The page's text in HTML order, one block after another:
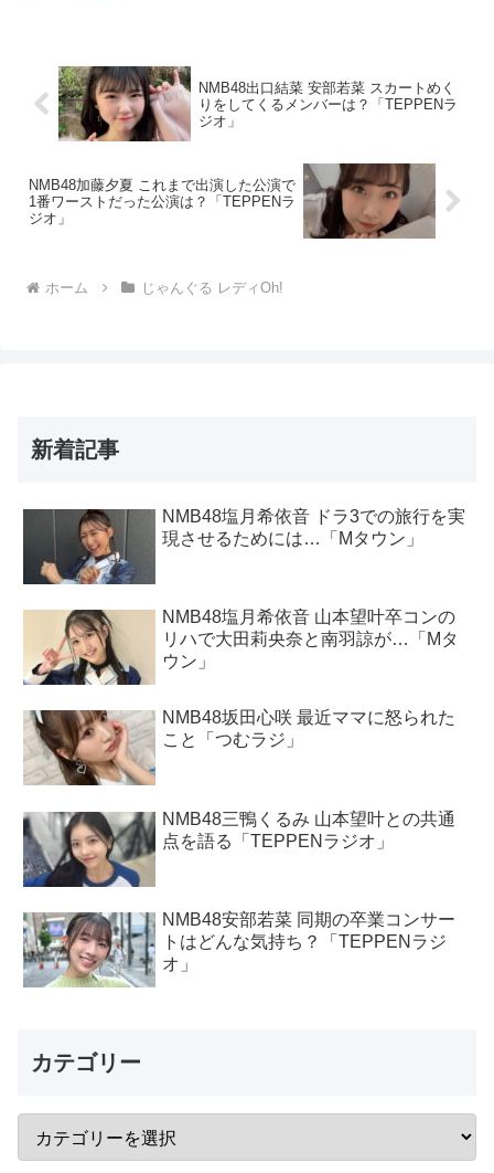
NMB48出口結菜 安部若菜 スカートめく
りをしてくるメンバーは？「TEPPENラ
ジオ」
NMB48加藤夕夏 これまで出演した公演で
1番ワーストだった公演は？「TEPPENラ
ジオ」
ホーム じゃんぐる レディOh!
新着記事
NMB48塩月希依音 ドラ3での旅行を実
現させるためには…「Mタウン」
NMB48塩月希依音 山本望叶卒コンの
リハで大田莉央奈と南羽諒が…「Mタ
ウン」
NMB48坂田心咲 最近ママに怒られた
こと「つむラジ」
NMB48三鴨くるみ 山本望叶との共通
点を語る「TEPPENラジオ」
NMB48安部若菜 同期の卒業コンサー
トはどんな気持ち？「TEPPENラジ
オ」
カテゴリー